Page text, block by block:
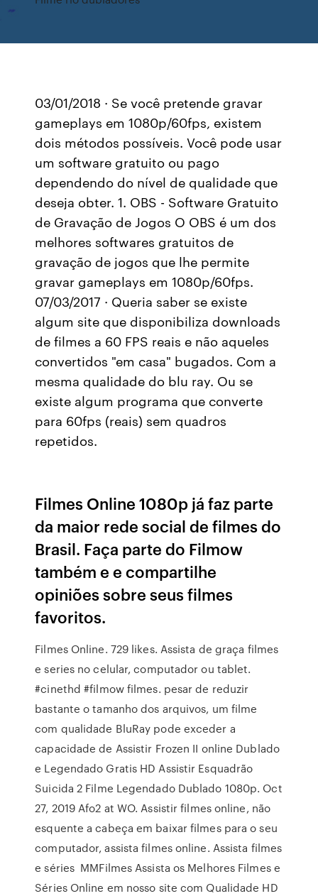
03/01/2018 · Se você pretende gravar
gameplays em 1080p/60fps, existem
dois métodos possíveis. Você pode usar
um software gratuito ou pago
dependendo do nível de qualidade que
deseja obter. 1. OBS - Software Gratuito
de Gravação de Jogos O OBS é um dos
melhores softwares gratuitos de
gravação de jogos que lhe permite
gravar gameplays em 1080p/60fps.
07/03/2017 · Queria saber se existe
algum site que disponibiliza downloads
de filmes a 60 FPS reais e não aqueles
convertidos "em casa" bugados. Com a
mesma qualidade do blu ray. Ou se
existe algum programa que converte
para 60fps (reais) sem quadros
repetidos.
Filmes Online 1080p já faz parte
da maior rede social de filmes do
Brasil. Faça parte do Filmow
também e e compartilhe
opiniões sobre seus filmes
favoritos.
Filmes Online. 729 likes. Assista de graça filmes
e series no celular, computador ou tablet.
#cinethd #filmow filmes. pesar de reduzir
bastante o tamanho dos arquivos, um filme
com qualidade BluRay pode exceder a
capacidade de Assistir Frozen II online Dublado
e Legendado Gratis HD Assistir Esquadrão
Suicida 2 Filme Legendado Dublado 1080p. Oct
27, 2019 Afo2 at WO. Assistir filmes online, não
esquente a cabeça em baixar filmes para o seu
computador, assista filmes online. Assista filmes
e séries MMFilmes Assista os Melhores Filmes e
Séries Online em nosso site com Qualidade HD